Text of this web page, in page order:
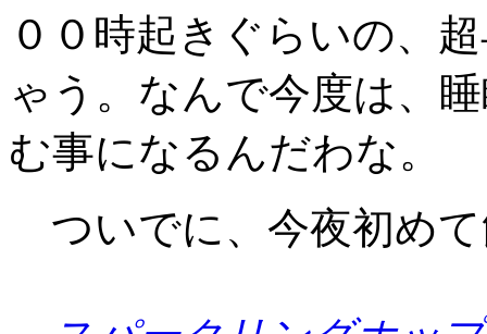
００時起きぐらいの、
ゃう。なんで今度は、
む事になるんだわな。
ついでに、今夜初め